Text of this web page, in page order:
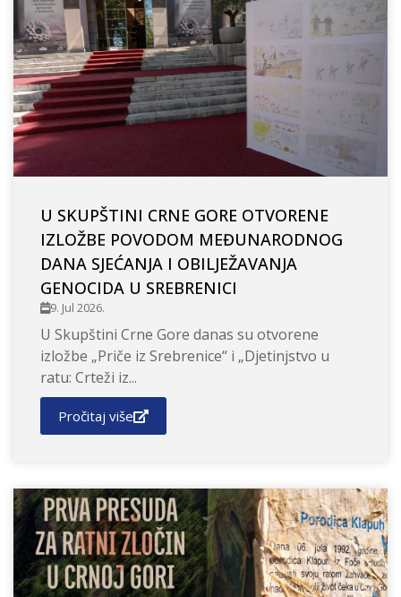
U SKUPŠTINI CRNE GORE OTVORENE
IZLOŽBE POVODOM MEĐUNARODNOG
DANA SJEĆANJA I OBILJEŽAVANJA
GENOCIDA U SREBRENICI
9. Jul 2026.
U Skupštini Crne Gore danas su otvorene
izložbe „Priče iz Srebrenice“ i „Djetinjstvo u
ratu: Crteži iz...
Pročitaj više